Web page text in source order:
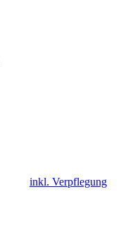
inkl. Verpflegung